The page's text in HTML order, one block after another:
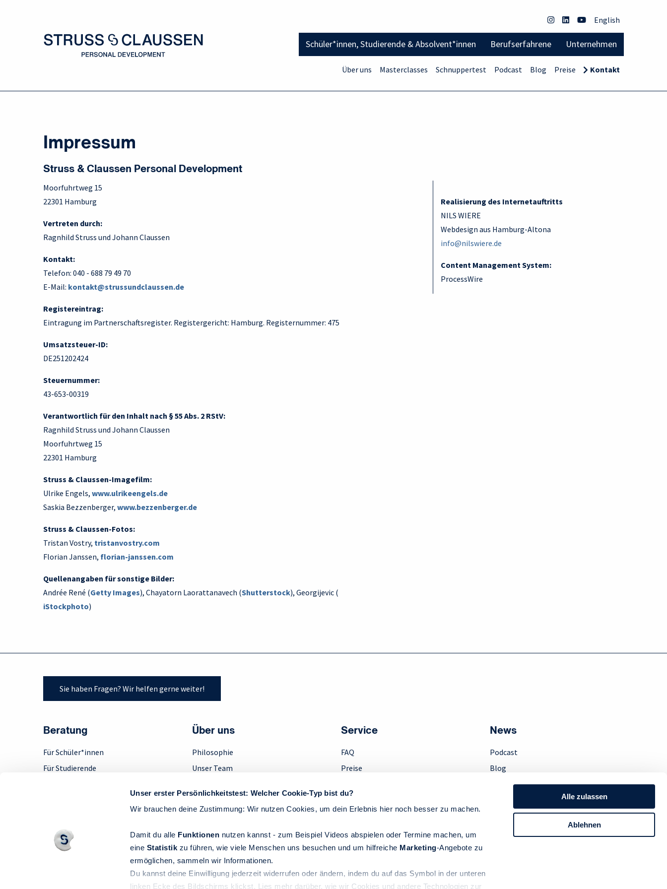
Unser erster Persönlichkeitstest: Welcher Cookie-Typ bist du?
Wir brauchen deine Zustimmung: Wir nutzen Cookies, um dein Erlebnis hier noch besser zu machen.
Damit du alle Funktionen nutzen kannst - zum Beispiel Videos abspielen oder Termine machen, um
eine Statistik zu führen, wie viele Menschen uns besuchen und um hilfreiche Marketing-Angebote zu
ermöglichen, sammeln wir Informationen.
Du kannst deine Einwilligung jederzeit widerrufen oder ändern, indem du auf das Symbol in der unteren
linken Ecke des Bildschirms klickst. Lies mehr darüber, wie wir Cookies und andere Technologien zur
Alle zulassen
Ablehnen
English
Schüler*innen, Studierende & Absolvent*innen Berufserfahrene Unternehmen
Über uns Masterclasses Schnuppertest Podcast Blog Preise Kontakt
Impressum
Struss & Claussen Personal Development
Moorfuhrtweg 15
22301 Hamburg
Vertreten durch:
Ragnhild Struss und Johann Claussen
Kontakt:
Telefon: 040 - 688 79 49 70
E-Mail: kontakt@strussundclaussen.de
Registereintrag:
Eintragung im Partnerschaftsregister. Registergericht: Hamburg. Registernummer: 475
Umsatzsteuer-ID:
DE251202424
Steuernummer:
43-653-00319
Verantwortlich für den Inhalt nach § 55 Abs. 2 RStV:
Ragnhild Struss und Johann Claussen
Moorfuhrtweg 15
22301 Hamburg
Struss & Claussen-Imagefilm:
Ulrike Engels, www.ulrikeengels.de
Saskia Bezzenberger, www.bezzenberger.de
Struss & Claussen-Fotos:
Tristan Vostry, tristanvostry.com
Florian Janssen, florian-janssen.com
Quellenangaben für sonstige Bilder:
Andrée René (Getty Images), Chayatorn Laorattanavech (Shutterstock), Georgijevic (
iStockphoto)
Realisierung des Internetauftritts
NILS WIERE
Webdesign aus Hamburg-Altona
info@nilswiere.de
Content Management System:
ProcessWire
Sie haben Fragen? Wir helfen gerne weiter!
Beratung
Für Schüler*innen
Für Studierende
Beratung per Videochat
Über uns
Philosophie
Unser Team
Jobs
Service
FAQ
Preise
Widerruf
News
Podcast
Blog
LinkedIn
Struss & Claussen Personal Development